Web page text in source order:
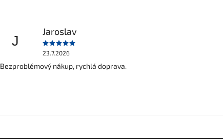
J
Jaroslav
23.7.2026
Bezproblémový nákup, rychlá doprava.